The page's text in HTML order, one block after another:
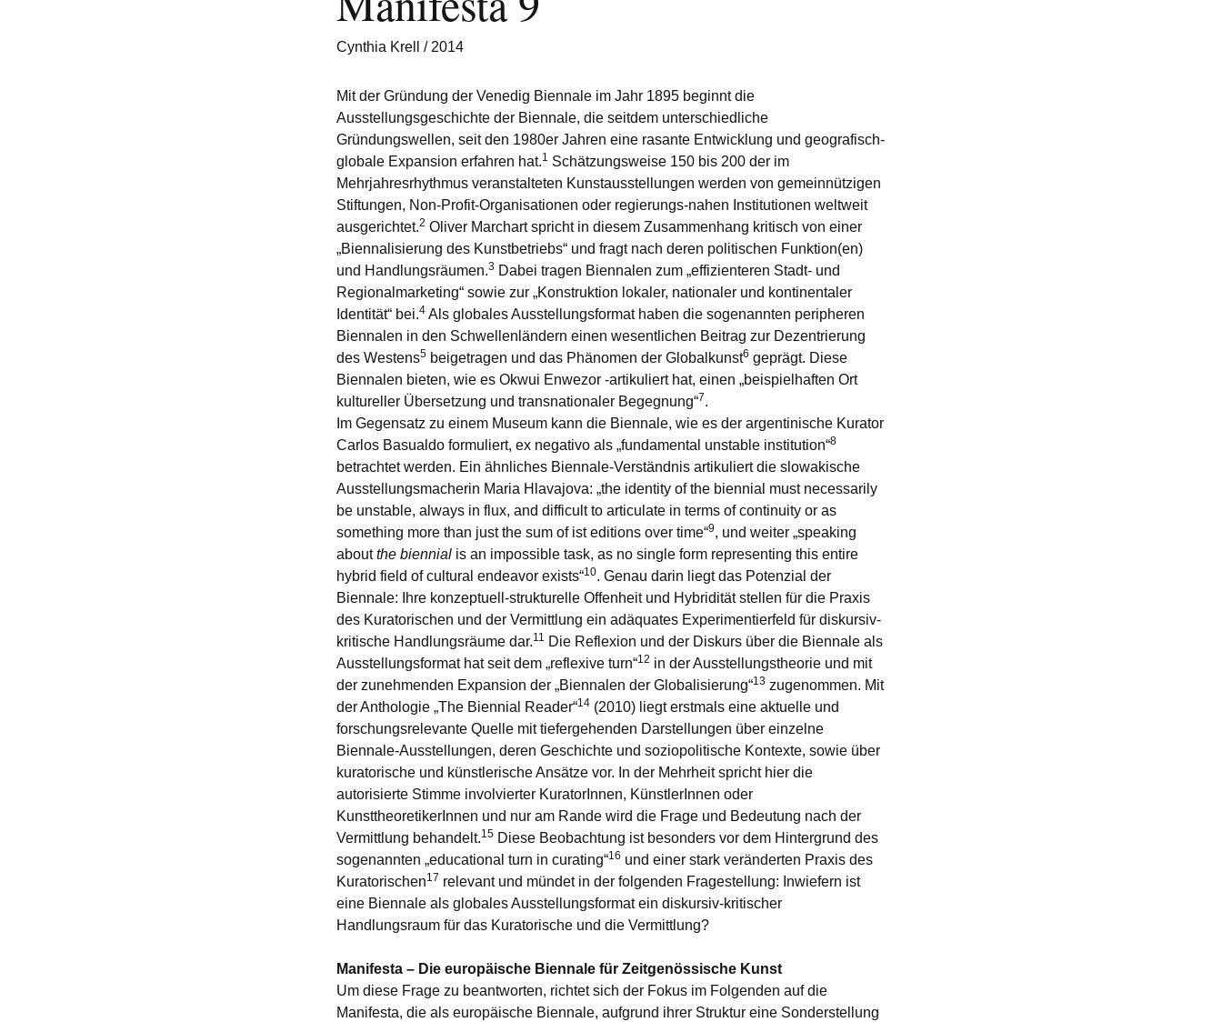
Cynthia Krell / 2014
Mit der Gründung der Venedig Biennale im Jahr 1895 beginnt die
Ausstellungsgeschichte der Biennale, die seitdem unterschiedliche
Gründungswellen, seit den 1980er Jahren eine rasante Entwicklung und geografisch-
globale Expansion erfahren hat.1 Schätzungsweise 150 bis 200 der im
Mehrjahresrhythmus veranstalteten Kunstausstellungen werden von gemeinnützigen
Stiftungen, Non-Profit-Organisationen oder regierungs-nahen Institutionen weltweit
ausgerichtet.2 Oliver Marchart spricht in diesem Zusammenhang kritisch von einer
„Biennalisierung des Kunstbetriebs“ und fragt nach deren politischen Funktion(en)
und Handlungsräumen.3 Dabei tragen Biennalen zum „effizienteren Stadt- und
Regionalmarketing“ sowie zur „Konstruktion lokaler, nationaler und kontinentaler
Identität“ bei.4 Als globales Ausstellungsformat haben die sogenannten peripheren
Biennalen in den Schwellenländern einen wesentlichen Beitrag zur Dezentrierung
des Westens5 beigetragen und das Phänomen der Globalkunst6 geprägt. Diese
Biennalen bieten, wie es Okwui Enwezor -artikuliert hat, einen „beispielhaften Ort
kultureller Übersetzung und transnationaler Begegnung“7.
Im Gegensatz zu einem Museum kann die Biennale, wie es der argentinische Kurator
Carlos Basualdo formuliert, ex negativo als „fundamental unstable institution“8
betrachtet werden. Ein ähnliches Biennale-Verständnis artikuliert die slowakische
Ausstellungsmacherin Maria Hlavajova: „the identity of the biennial must necessarily
be unstable, always in flux, and difficult to articulate in terms of continuity or as
something more than just the sum of ist editions over time“9, und weiter „speaking
aboutthe biennial is an impossible task, as no single form representing this entire
hybrid field of cultural endeavor exists“10. Genau darin liegt das Potenzial der
Biennale: Ihre konzeptuell-strukturelle Offenheit und Hybridität stellen für die Praxis
des Kuratorischen und der Vermittlung ein adäquates Experimentierfeld für diskursiv-
kritische Handlungsräume dar.11 Die Reflexion und der Diskurs über die Biennale als
Ausstellungsformat hat seit dem „reflexive turn“12 in der Ausstellungstheorie und mit
der zunehmenden Expansion der „Biennalen der Globalisierung“13 zugenommen. Mit
der Anthologie „The Biennial Reader“14 (2010) liegt erstmals eine aktuelle und
forschungsrelevante Quelle mit tiefergehenden Darstellungen über einzelne
Biennale-Ausstellungen, deren Geschichte und soziopolitische Kontexte, sowie über
kuratorische und künstlerische Ansätze vor. In der Mehrheit spricht hier die
autorisierte Stimme involvierter KuratorInnen, KünstlerInnen oder
KunsttheoretikerInnen und nur am Rande wird die Frage und Bedeutung nach der
Vermittlung behandelt.15 Diese Beobachtung ist besonders vor dem Hintergrund des
sogenannten „educational turn in curating“16 und einer stark veränderten Praxis des
Kuratorischen17 relevant und mündet in der folgenden Fragestellung: Inwiefern ist
eine Biennale als globales Ausstellungsformat ein diskursiv-kritischer
Handlungsraum für das Kuratorische und die Vermittlung?
Manifesta – Die europäische Biennale für Zeitgenössische Kunst
Um diese Frage zu beantworten, richtet sich der Fokus im Folgenden auf die
Manifesta, die als europäische Biennale, aufgrund ihrer Struktur eine Sonderstellung